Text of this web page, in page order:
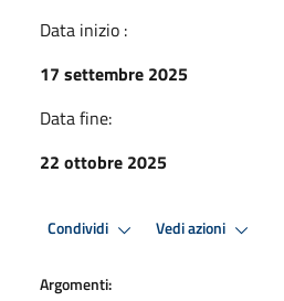
Data inizio :
17 settembre 2025
Data fine:
22 ottobre 2025
Condividi Vedi azioni
Argomenti: